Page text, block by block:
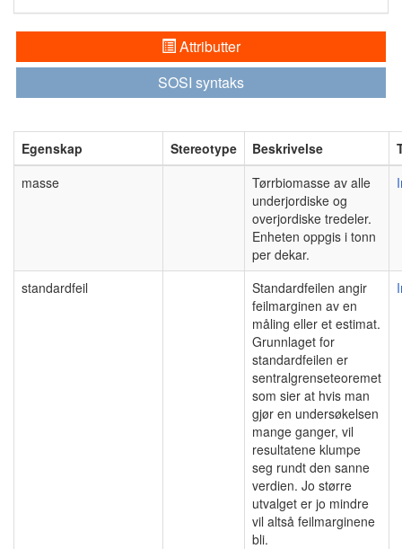
Attributter
SOSI syntaks
Egenskap Stereotype Beskrivelse
masse
Tørrbiomasse av alle
underjordiske og
overjordiske tredeler.
Enheten oppgis i tonn
per dekar.
standardfeil
Standardfeilen angir
feilmarginen av en
måling eller et estimat.
Grunnlaget for
standardfeilen er
sentralgrenseteoremet
som sier at hvis man
gjør en undersøkelsen
mange ganger, vil
resultatene klumpe
seg rundt den sanne
verdien. Jo større
utvalget er jo mindre
vil altså feilmarginene
bli.